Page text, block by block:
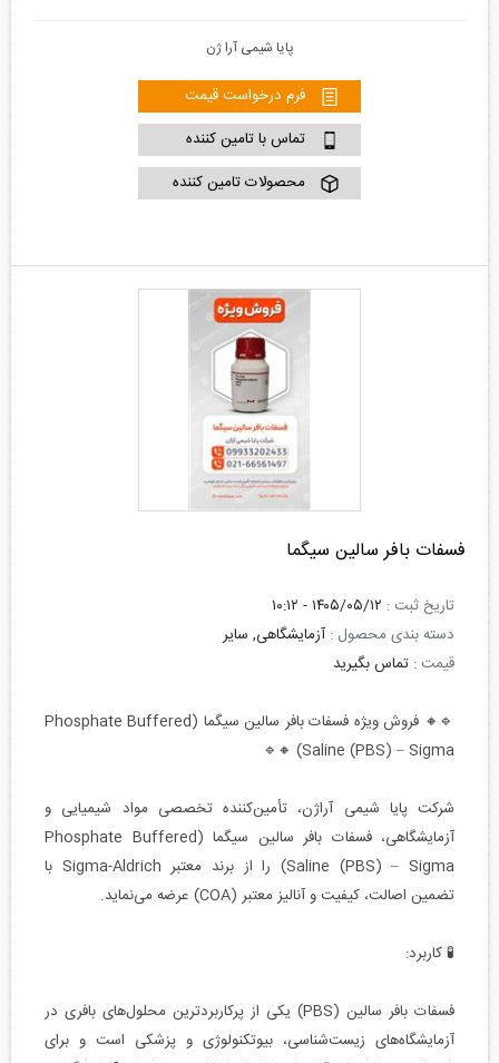
پایا شیمی آرا ژن
فرم درخواست قیمت
تماس با تامین کننده
محصولات تامین کننده
فسفات بافر سالین سیگما
تاریخ ثبت : ۱۴۰۵/۰۵/۱۲ - ۱۰:۱۲
دسته بندی محصول : آزمایشگاهی, سایر
قیمت : تماس بگیرید
🔹🔸 فروش ویژه فسفات بافر سالین سیگما (Phosphate Buffered
Saline (PBS) – Sigma) 🔸🔹
شرکت پایا شیمی آراژن، تأمین‌کننده تخصصی مواد شیمیایی و
آزمایشگاهی، فسفات بافر سالین سیگما (Phosphate Buffered
Saline (PBS) – Sigma) را از برند معتبر Sigma-Aldrich با
تضمین اصالت، کیفیت و آنالیز معتبر (COA) عرضه می‌نماید.
🧪 کاربرد:
فسفات بافر سالین (PBS) یکی از پرکاربردترین محلول‌های بافری در
آزمایشگاه‌های زیست‌شناسی، بیوتکنولوژی و پزشکی است و برای